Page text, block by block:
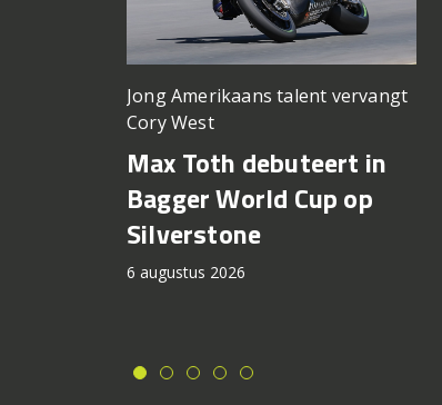
Jong Amerikaans talent vervangt
Cory West
Max Toth debuteert in
Bagger World Cup op
Silverstone
6 augustus 2026